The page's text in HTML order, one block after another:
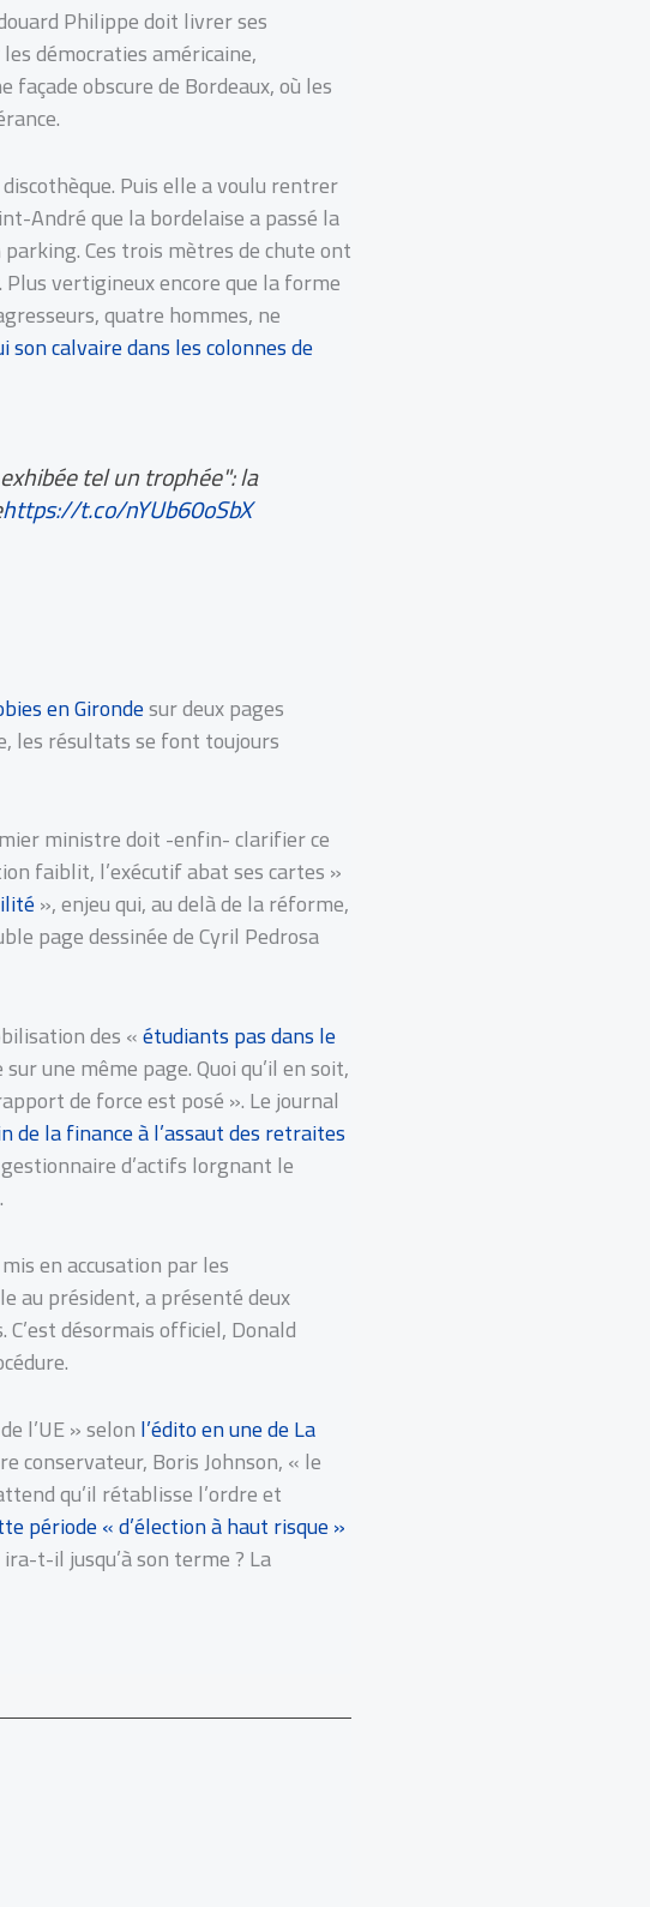
Philippe doit livrer ses
démocraties américaine,
obscure de Bordeaux, où les
Puis elle a voulu rentrer
André que la bordelaise a passé la
Ces trois mètres de chute ont
vertigineux encore que la forme
quatre hommes, ne
son calvaire dans les colonnes de
tel un trophée": la
https://t.co/nYUb60oSbX
en Girondesur deux pages
les résultats se font toujours
ministre doit -enfin- clarifier ce
faiblit, l’exécutif abat ses cartes »
», enjeu qui, au delà de la réforme,
page dessinée de Cyril Pedrosa
des «étudiants pas dans le
une même page. Quoi qu’il en soit,
de force est posé ». Le journal
de la finance à l’assaut des retraites
d’actifs lorgnant le
en accusation par les
au président, a présenté deux
désormais officiel, Donald
l’UE » selonl’édito en une de La
conservateur, Boris Johnson, « le
qu’il rétablisse l’ordre et
période « d’élection à haut risque »
t-il jusqu’à son terme ? La